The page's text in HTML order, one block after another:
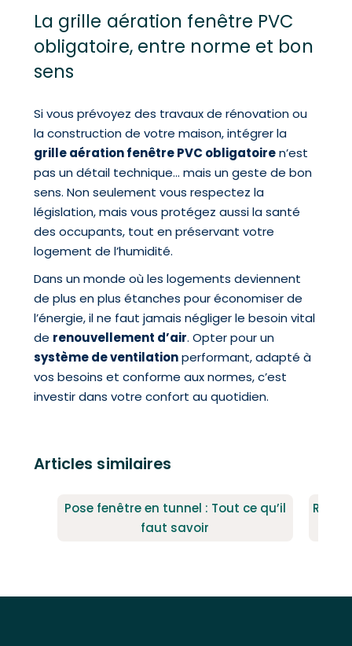
La grille aération fenêtre PVC
obligatoire, entre norme et bon
sens
Si vous prévoyez des travaux de rénovation ou
la construction de votre maison, intégrer la
grille aération fenêtre PVC obligatoiren’est
pas un détail technique… mais un geste de bon
sens. Non seulement vous respectez la
législation, mais vous protégez aussi la santé
des occupants, tout en préservant votre
logement de l’humidité.
Dans un monde où les logements deviennent
de plus en plus étanches pour économiser de
l’énergie, il ne faut jamais négliger le besoin vital
de renouvellement d’air. Opter pour un
système de ventilationperformant, adapté à
vos besoins et conforme aux normes, c’est
investir dans votre confort au quotidien.
Articles similaires
Pose fenêtre en tunnel : Tout ce qu’il
faut savoir